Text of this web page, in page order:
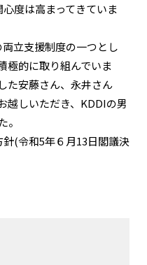
度は高まってきていま
立支援制度の一つとし
極的に取り組んでいま
た安藤さん、永井さん
越しいただき、KDDIの男
。
(令和5年６月13日閣議決